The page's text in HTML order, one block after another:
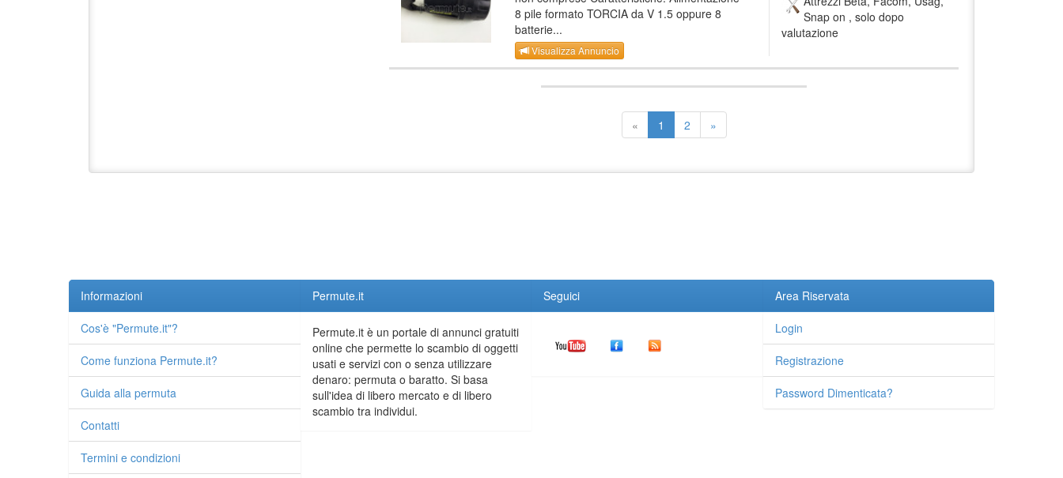
8 pile formato TORCIA da V 1.5 oppure 8
batterie...
Visualizza Annuncio
Snap on , solo dopo
valutazione
« 1 2 »
Informazioni
Cos'è "Permute.it"?
Come funziona Permute.it?
Guida alla permuta
Contatti
Termini e condizioni
Permute.it
Permute.it è un portale di annunci gratuiti
online che permette lo scambio di oggetti
usati e servizi con o senza utilizzare
denaro: permuta o baratto. Si basa
sull'idea di libero mercato e di libero
scambio tra individui.
Seguici Area Riservata
Login
Registrazione
Password Dimenticata?